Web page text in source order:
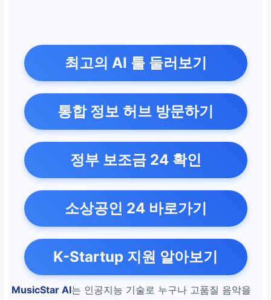
최고의 AI 툴 둘러보기
통합 정보 허브 방문하기
정부 보조금 24 확인
소상공인 24 바로가기
K-Startup 지원 알아보기
MusicStar AI는 인공지능 기술로 누구나 고품질 음악을